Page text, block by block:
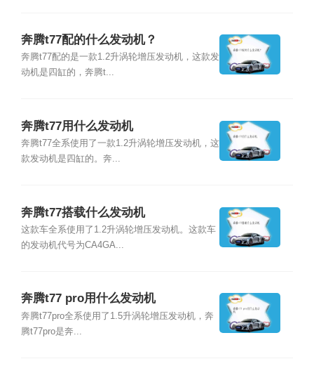
奔腾t77配的什么发动机？
奔腾t77配的是一款1.2升涡轮增压发动机，这款发
动机是四缸的，奔腾t...
奔腾t77用什么发动机
奔腾t77全系使用了一款1.2升涡轮增压发动机，这
款发动机是四缸的。奔...
奔腾t77搭载什么发动机
这款车全系使用了1.2升涡轮增压发动机。这款车
的发动机代号为CA4GA...
奔腾t77 pro用什么发动机
奔腾t77pro全系使用了1.5升涡轮增压发动机，奔
腾t77pro是奔...